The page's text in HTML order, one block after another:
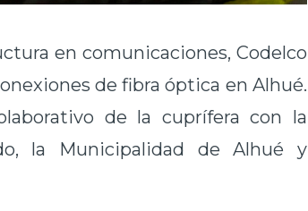
en comunicaciones, Codelco
de fibra óptica en Alhué.
de la cuprífera con la
la Municipalidad de Alhué y